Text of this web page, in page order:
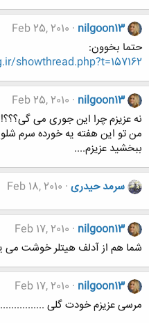
nilgoon13
Feb 25, 2010
حتما بخوون:
showthread.php?t=157162
nilgoon13
Feb 25, 2010
نه عزیزم چرا این جوری می
من تو این هفته یه خورده سرم
ببخشید عزیزم....
سرمد حیدری Feb 18, 2010
nilgoon13
Feb 17, 2010
شما هم از آدلف هیتلر خوشت می
nilgoon13
Feb 17, 2010
مرسی عزیزم خودت گلی